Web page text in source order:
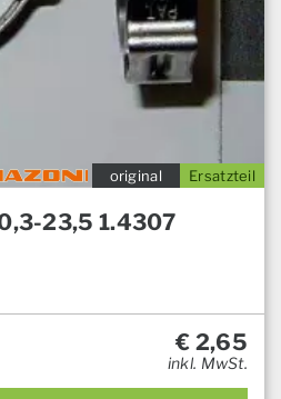
Ersatzteil
original
23,5 1.4307
€ 2,65
inkl. MwSt.